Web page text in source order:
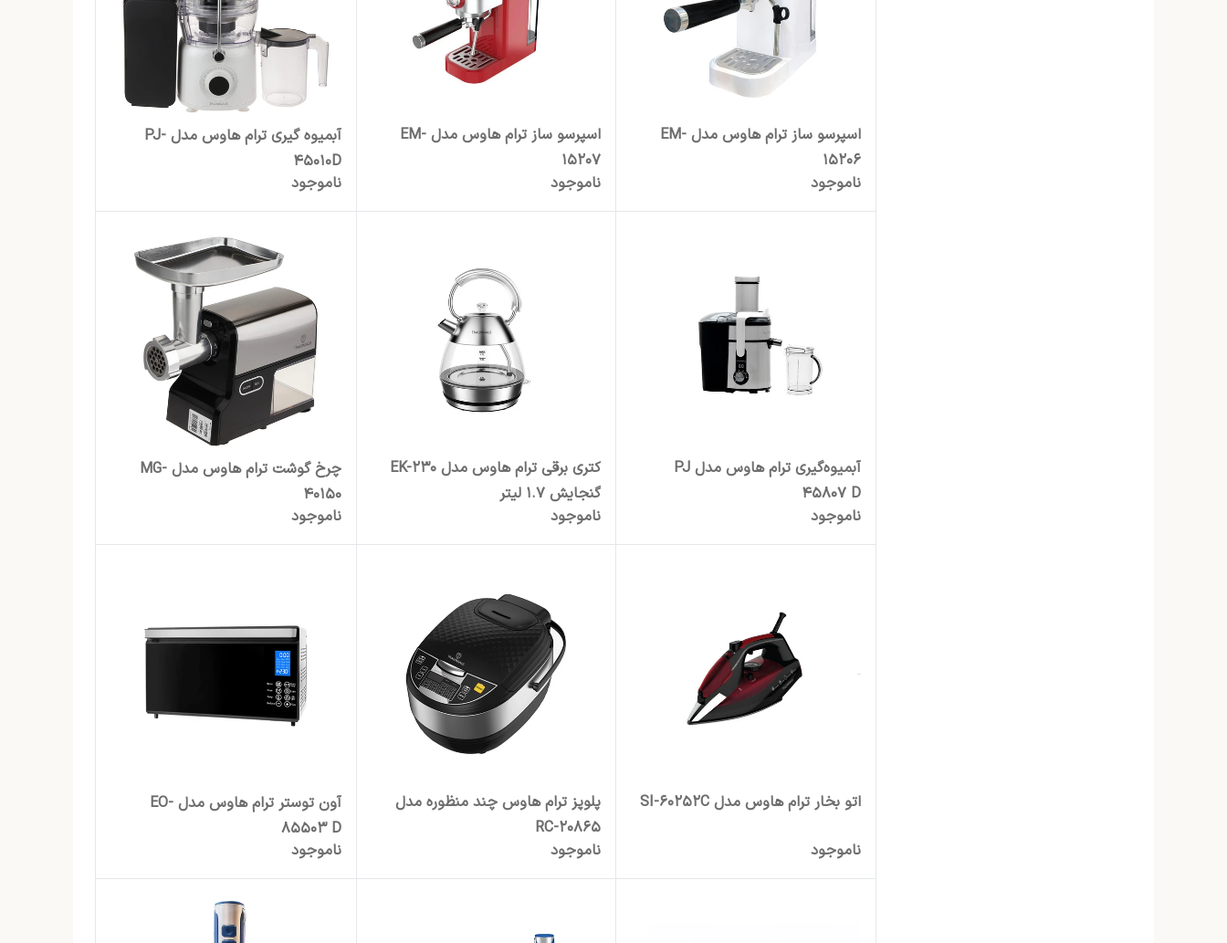
اسپرسو ساز ترام هاوس مدل EM-
15206
ناموجود
اسپرسو ساز ترام هاوس مدل EM-
15207
ناموجود
آبمیوه گیری ترام هاوس مدل PJ-
45010D
ناموجود
آبمیوه‌گیری ترام هاوس مدل PJ
45807 D
ناموجود
کتری برقی ترام هاوس مدل EK-230
گنجایش 1.7 لیتر
ناموجود
چرخ گوشت ترام هاوس مدل MG-
40150
ناموجود
اتو بخار ترام هاوس مدل SI-60252C
ناموجود
پلوپز ترام هاوس چند منظوره مدل
RC-20865
ناموجود
آون توستر ترام هاوس مدل EO-
85503 D
ناموجود